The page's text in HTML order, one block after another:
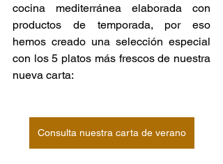
cocina mediterránea elaborada con
productos de temporada, por eso
hemos creado una selección especial
con los 5 platos más frescos de nuestra
nueva carta:
Consulta nuestra carta de verano